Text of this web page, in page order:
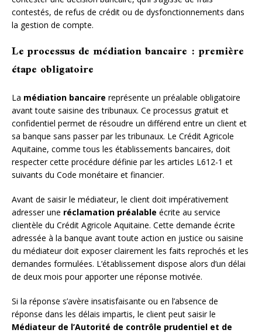
contestés, de refus de crédit ou de dysfonctionnements dans
la gestion de compte.
Le processus de médiation bancaire : première
étape obligatoire
La médiation bancaire représente un préalable obligatoire
avant toute saisine des tribunaux. Ce processus gratuit et
confidentiel permet de résoudre un différend entre un client et
sa banque sans passer par les tribunaux. Le Crédit Agricole
Aquitaine, comme tous les établissements bancaires, doit
respecter cette procédure définie par les articles L612-1 et
suivants du Code monétaire et financier.
Avant de saisir le médiateur, le client doit impérativement
adresser une réclamation préalable écrite au service
clientèle du Crédit Agricole Aquitaine. Cette demande écrite
adressée à la banque avant toute action en justice ou saisine
du médiateur doit exposer clairement les faits reprochés et les
demandes formulées. L’établissement dispose alors d’un délai
de deux mois pour apporter une réponse motivée.
Si la réponse s’avère insatisfaisante ou en l’absence de
réponse dans les délais impartis, le client peut saisir le
Médiateur de l’Autorité de contrôle prudentiel et de